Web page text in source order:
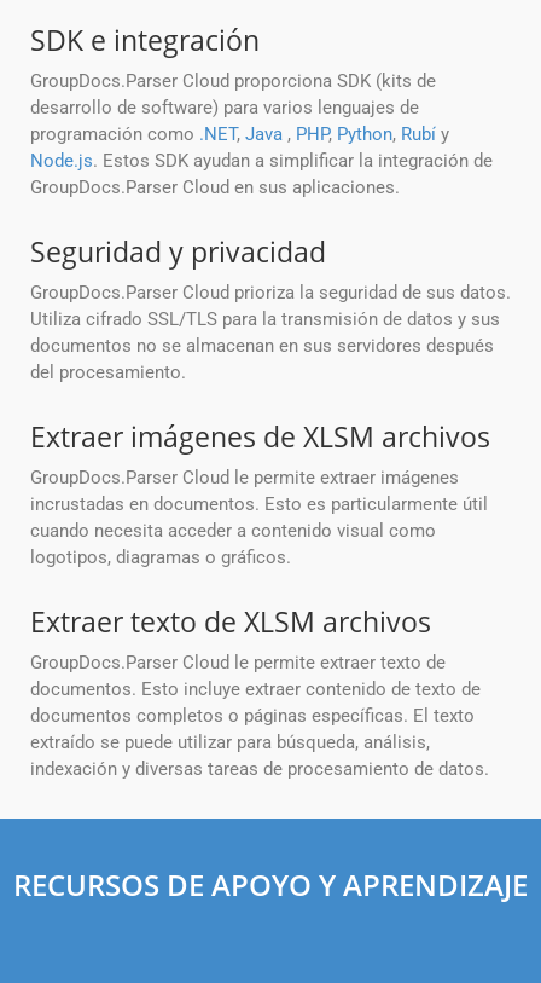
SDK e integración
GroupDocs.Parser Cloud proporciona SDK (kits de
desarrollo de software) para varios lenguajes de
programación como .NET, Java , PHP, Python, Rubí y
Node.js. Estos SDK ayudan a simplificar la integración de
GroupDocs.Parser Cloud en sus aplicaciones.
Seguridad y privacidad
GroupDocs.Parser Cloud prioriza la seguridad de sus datos.
Utiliza cifrado SSL/TLS para la transmisión de datos y sus
documentos no se almacenan en sus servidores después
del procesamiento.
Extraer imágenes de XLSM archivos
GroupDocs.Parser Cloud le permite extraer imágenes
incrustadas en documentos. Esto es particularmente útil
cuando necesita acceder a contenido visual como
logotipos, diagramas o gráficos.
Extraer texto de XLSM archivos
GroupDocs.Parser Cloud le permite extraer texto de
documentos. Esto incluye extraer contenido de texto de
documentos completos o páginas específicas. El texto
extraído se puede utilizar para búsqueda, análisis,
indexación y diversas tareas de procesamiento de datos.
RECURSOS DE APOYO Y APRENDIZAJE